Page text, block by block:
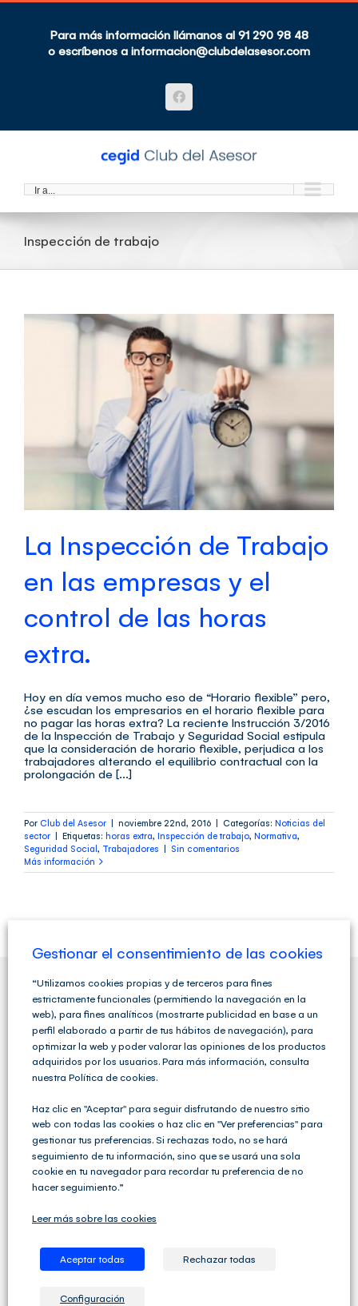
Saltar
contenidoPara más información llámanos al 91 290 98 48
o escríbenos a informacion@clubdelasesor.com
Facebook
Ir a...
Inspección de trabajo
La Inspección de Trabajo
en las empresas y el
control de las horas
extra.
Hoy en día vemos mucho eso de “Horario flexible” pero,
¿se escudan los empresarios en el horario flexible para
no pagar las horas extra? La reciente Instrucción 3/2016
de la Inspección de Trabajo y Seguridad Social estipula
que la consideración de horario flexible, perjudica a los
trabajadores alterando el equilibrio contractual con la
prolongación de [...]
Por Club del Asesor | noviembre 22nd, 2016 | Categorías: Noticias del
sector | Etiquetas: horas extra, Inspección de trabajo, Normativa,
Seguridad Social, Trabajadores | Sin comentarios
Más información
QUIENES SOMOS
Cegid Club del Asesor no solo ofrece soluciones de
Gestión Fiscal, Contable y Laboral completas sino que
servicios para las Asesorías y los Despachos
Gestionar el consentimiento de las cookies
“Utilizamos cookies propias y de terceros para fines
estrictamente funcionales (permitiendo la navegación en la
web), para fines analíticos (mostrarte publicidad en base a un
perfil elaborado a partir de tus hábitos de navegación), para
optimizar la web y poder valorar las opiniones de los productos
adquiridos por los usuarios. Para más información, consulta
nuestra Política de cookies.
Haz clic en "Aceptar" para seguir disfrutando de nuestro sitio
web con todas las cookies o haz clic en "Ver preferencias" para
gestionar tus preferencias. Si rechazas todo, no se hará
seguimiento de tu información, sino que se usará una sola
cookie en tu navegador para recordar tu preferencia de no
hacer seguimiento.”
Leer más sobre las cookies
Aceptar todas Rechazar todas
Configuración